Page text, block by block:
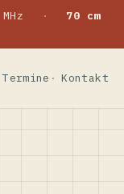
·
70 cm
Termine Kontakt